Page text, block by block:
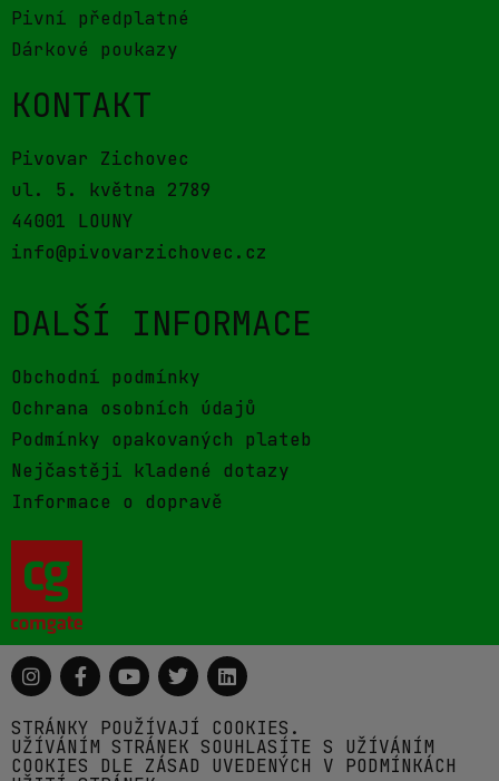
Pivní předplatné
Dárkové poukazy
KONTAKT
Pivovar Zichovec
ul. 5. května 2789
44001 LOUNY
info@pivovarzichovec.cz
DALŠÍ INFORMACE
Obchodní podmínky
Ochrana osobních údajů
Podmínky opakovaných plateb
Nejčastěji kladené dotazy
Informace o dopravě
STRÁNKY POUŽÍVAJÍ COOKIES.
UŽÍVÁNÍM STRÁNEK SOUHLASÍTE S UŽÍVÁNÍM
COOKIES DLE ZÁSAD UVEDENÝCH V PODMÍNKÁCH